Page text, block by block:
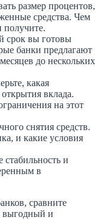
размер процентов,
средства. Чем
срок вы готовы
банки предлагают
до нескольких
какая
вклада.
на этот
снятия средств.
и какие условия
стабильность и
в
сравните
выгодный и